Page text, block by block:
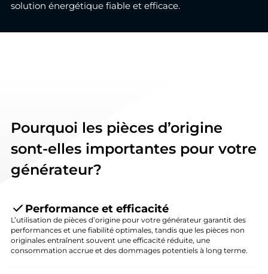
solution énergétique fiable et efficace.
Pourquoi les pièces d’origine
sont-elles importantes pour votre
générateur?
Performance et efficacité
L’utilisation de pièces d’origine pour votre générateur garantit des
performances et une fiabilité optimales, tandis que les pièces non
originales entraînent souvent une efficacité réduite, une
consommation accrue et des dommages potentiels à long terme.